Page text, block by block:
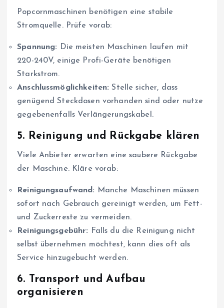
Popcornmaschinen benötigen eine stabile
Stromquelle. Prüfe vorab:
Spannung: Die meisten Maschinen laufen mit
220-240V, einige Profi-Geräte benötigen
Starkstrom.
Anschlussmöglichkeiten: Stelle sicher, dass
genügend Steckdosen vorhanden sind oder nutze
gegebenenfalls Verlängerungskabel.
5. Reinigung und Rückgabe klären
Viele Anbieter erwarten eine saubere Rückgabe
der Maschine. Kläre vorab:
Reinigungsaufwand:
Manche Maschinen müssen
sofort nach Gebrauch gereinigt werden, um Fett-
und Zuckerreste zu vermeiden.
Reinigungsgebühr: Falls du die Reinigung nicht
selbst übernehmen möchtest, kann dies oft als
Service hinzugebucht werden.
6. Transport und Aufbau
organisieren